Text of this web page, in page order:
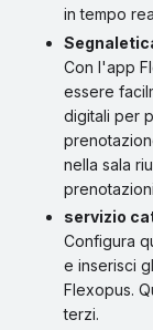
in tempo
Con l'app
essere
digitali per
nella sala
servizio
Configura
e inserisci
Flexopus.
terzi.